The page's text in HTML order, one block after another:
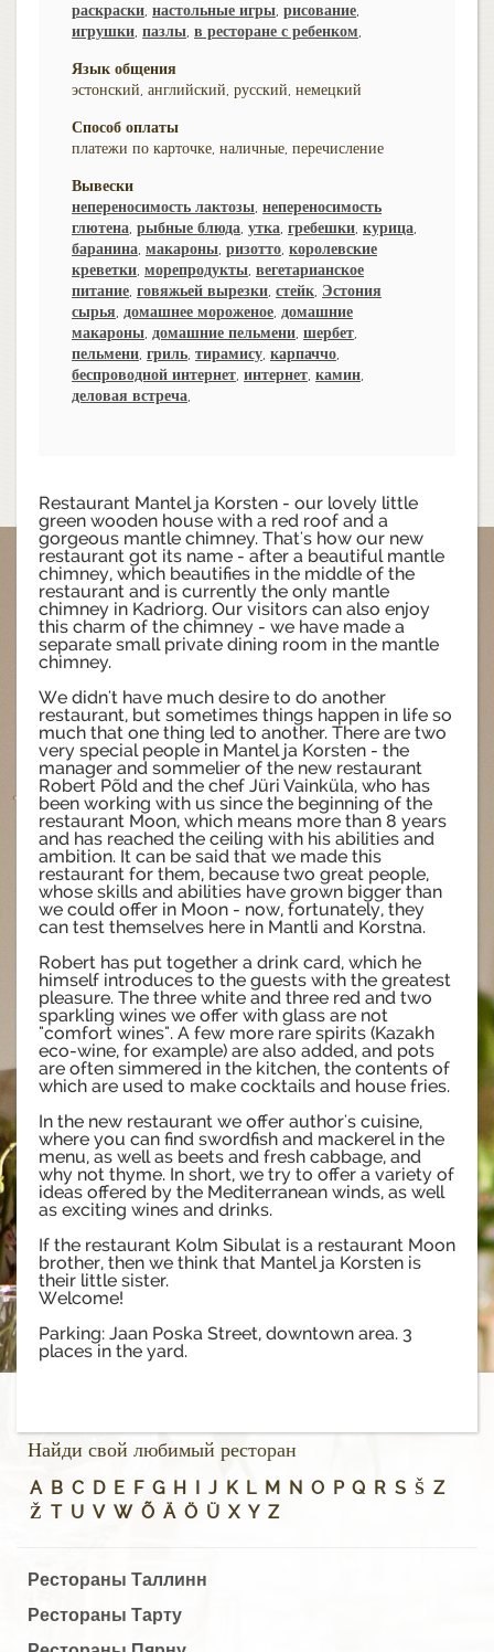
раскраски, настольные игры, рисование,
игрушки, пазлы, в ресторане с ребенком,
Язык общения
эстонский, английский, русский, немецкий
Способ оплаты
платежи по карточке, наличные, перечисление
Вывески
непереносимость лактозы, непереносимость
глютена, рыбные блюда, утка, гребешки, курица,
баранина, макароны, ризотто, королевские
креветки, морепродукты, вегетарианское
питание, говяжьей вырезки, стейк, Эстония
сырья, домашнее мороженое, домашние
макароны, домашние пельмени, шербет,
пельмени, гриль, тирамису, карпаччо,
беспроводной интернет, интернет, камин,
деловая встреча,
Restaurant Mantel ja Korsten - our lovely little
green wooden house with a red roof and a
gorgeous mantle chimney. That's how our new
restaurant got its name - after a beautiful mantle
chimney, which beautifies in the middle of the
restaurant and is currently the only mantle
chimney in Kadriorg. Our visitors can also enjoy
this charm of the chimney - we have made a
separate small private dining room in the mantle
chimney.
We didn't have much desire to do another
restaurant, but sometimes things happen in life so
much that one thing led to another. There are two
very special people in Mantel ja Korsten - the
manager and sommelier of the new restaurant
Robert Põld and the chef Jüri Vainküla, who has
been working with us since the beginning of the
restaurant Moon, which means more than 8 years
and has reached the ceiling with his abilities and
ambition. It can be said that we made this
restaurant for them, because two great people,
whose skills and abilities have grown bigger than
we could offer in Moon - now, fortunately, they
can test themselves here in Mantli and Korstna.
Robert has put together a drink card, which he
himself introduces to the guests with the greatest
pleasure. The three white and three red and two
sparkling wines we offer with glass are not
"comfort wines". A few more rare spirits (Kazakh
eco-wine, for example) are also added, and pots
are often simmered in the kitchen, the contents of
which are used to make cocktails and house fries.
In the new restaurant we offer author's cuisine,
where you can find swordfish and mackerel in the
menu, as well as beets and fresh cabbage, and
why not thyme. In short, we try to offer a variety of
ideas offered by the Mediterranean winds, as well
as exciting wines and drinks.
If the restaurant Kolm Sibulat is a restaurant Moon
brother, then we think that Mantel ja Korsten is
their little sister.
Welcome!
Parking: Jaan Poska Street, downtown area. 3
places in the yard.
Найди свой любимый ресторан
A B C D E F G H J K L M N O P Q R S Š Z
Ž T U V W Õ Ä Ö Ü X Y Z
Рестораны Таллинн
Рестораны Тарту